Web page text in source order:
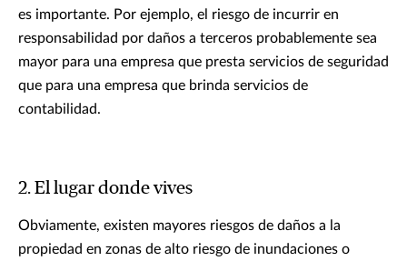
es importante. Por ejemplo, el riesgo de incurrir en
responsabilidad por daños a terceros probablemente sea
mayor para una empresa que presta servicios de seguridad
que para una empresa que brinda servicios de
contabilidad.
2. El lugar donde vives
Obviamente, existen mayores riesgos de daños a la
propiedad en zonas de alto riesgo de inundaciones o